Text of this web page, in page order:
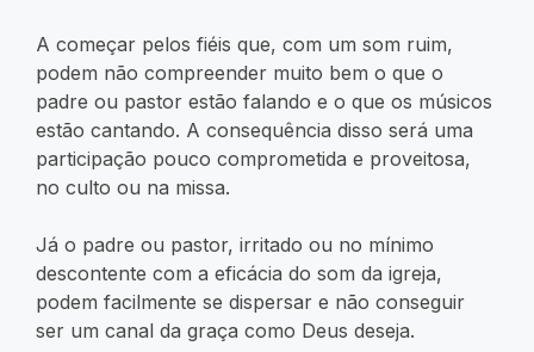
A começar pelos fiéis que, com um som ruim,
podem não compreender muito bem o que o
padre ou pastor estão falando e o que os músicos
estão cantando. A consequência disso será uma
participação pouco comprometida e proveitosa,
no culto ou na missa.
Já o padre ou pastor, irritado ou no mínimo
descontente com a eficácia do som da igreja,
podem facilmente se dispersar e não conseguir
ser um canal da graça como Deus deseja.